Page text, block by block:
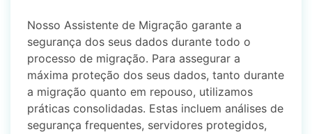
Nosso Assistente de Migração garante a
segurança dos seus dados durante todo o
processo de migração. Para assegurar a
máxima proteção dos seus dados, tanto durante
a migração quanto em repouso, utilizamos
práticas consolidadas. Estas incluem análises de
segurança frequentes, servidores protegidos,